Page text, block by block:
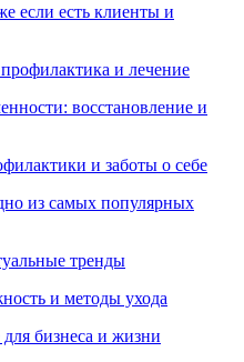
если есть клиенты и
и лечение
восстановление и
и заботы о себе
из самых популярных
тренды
и методы ухода
бизнеса и жизни